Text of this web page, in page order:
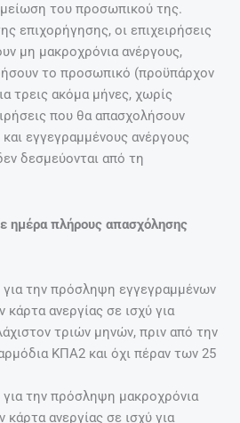
του προσωπικού της.
επιχορήγησης, οι επιχειρήσεις
μη μακροχρόνια ανέργους,
το προσωπικό (προϋπάρχον
τρεις ακόμα μήνες, χωρίς
που θα απασχολήσουν
εγγεγραμμένους ανέργους
δεσμεύονται από τη
ημέρα πλήρους απασχόλησης
την πρόσληψη εγγεγραμμένων
ανεργίας σε ισχύ για
τριών μηνών, πριν από την
ΚΠΑ2 και όχι πέραν των 25
την πρόσληψη μακροχρόνια
ανεργίας σε ισχύ για